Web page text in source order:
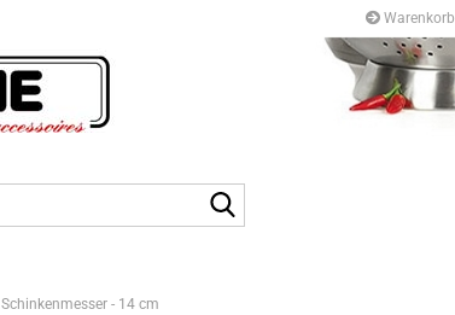
Warenkorb
Schinkenmesser - 14 cm